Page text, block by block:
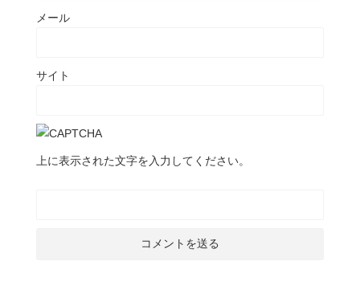
メール
サイト
上に表示された文字を入力してください。